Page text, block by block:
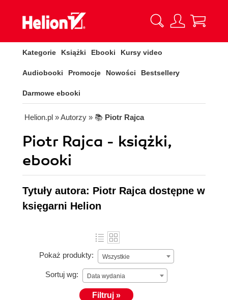
Kategorie Książki Ebooki Kursy video
Audiobooki Promocje Nowości Bestsellery
Darmowe ebooki
Helion.pl » Autorzy » 📚 Piotr Rajca
Piotr Rajca - książki,
ebooki
Tytuły autora: Piotr Rajca dostępne w
księgarni Helion
Pokaż produkty: Wszystkie
Sortuj wg: Data wydania
Filtruj »